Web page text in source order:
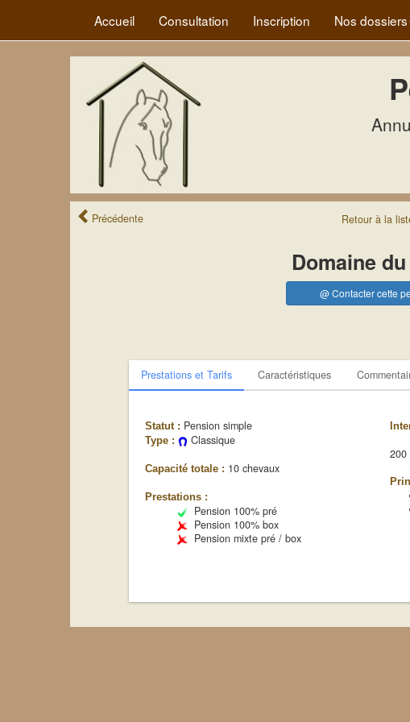
Accueil Consultation Inscription Nos dossiers
Précédente Retourà la
Domaine
@ Contacter cette
Prestations et Tarifs Caractéristiques
Statut : Pension simple
Type : Classique
Capacité totale : 10 chevaux
Prestations :
Pension 100% pré
Pension 100% box
Pension mixte pré / box